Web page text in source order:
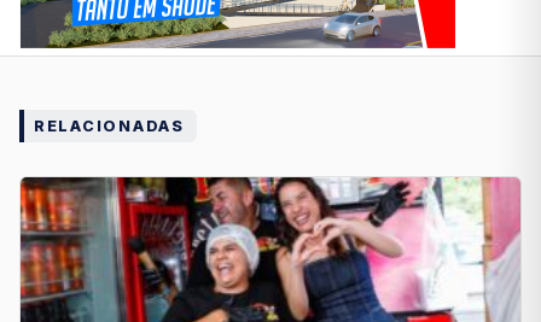
RELACIONADAS